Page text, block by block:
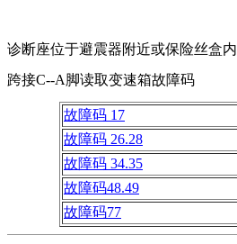
诊断座位于避震器附近或保险丝盒内
跨接C--A脚读取变速箱故障码
故障码 17
故障码 26.28
故障码 34.35
故障码48.49
故障码77